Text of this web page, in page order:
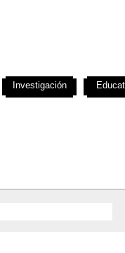
Investigación